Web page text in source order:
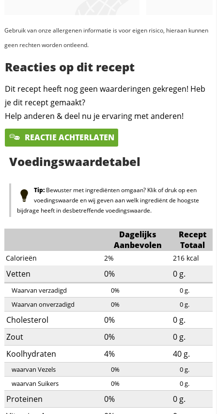
Gebruik van onze allergenen informatie is voor eigen risico, hieraan kunnen
geen rechten worden ontleend.
Reacties op dit recept
Dit recept heeft nog geen waarderingen gekregen! Heb
je dit recept gemaakt?
Help anderen & deel nu je ervaring met anderen!
REACTIE ACHTERLATEN
Voedingswaardetabel
Tip:Bewuster met ingrediënten omgaan? Klik of druk op een
voedingswaarde en wij geven aan welk ingrediënt de hoogste
bijdrage heeft in desbetreffende voedingswaarde.
Dagelijks
Aanbevolen
Recept
Totaal
Calorieën 2% 216 kcal
Vetten 0% 0g.
Waarvan verzadigd 0% 0g.
Waarvan onverzadigd
0% 0g.
Cholesterol 0% 0g.
Zout
0% 0g.
Koolhydraten
4% 40g.
waarvan Vezels 0% 0g.
waarvan Suikers
0% 0g.
Proteinen 0% 0g.